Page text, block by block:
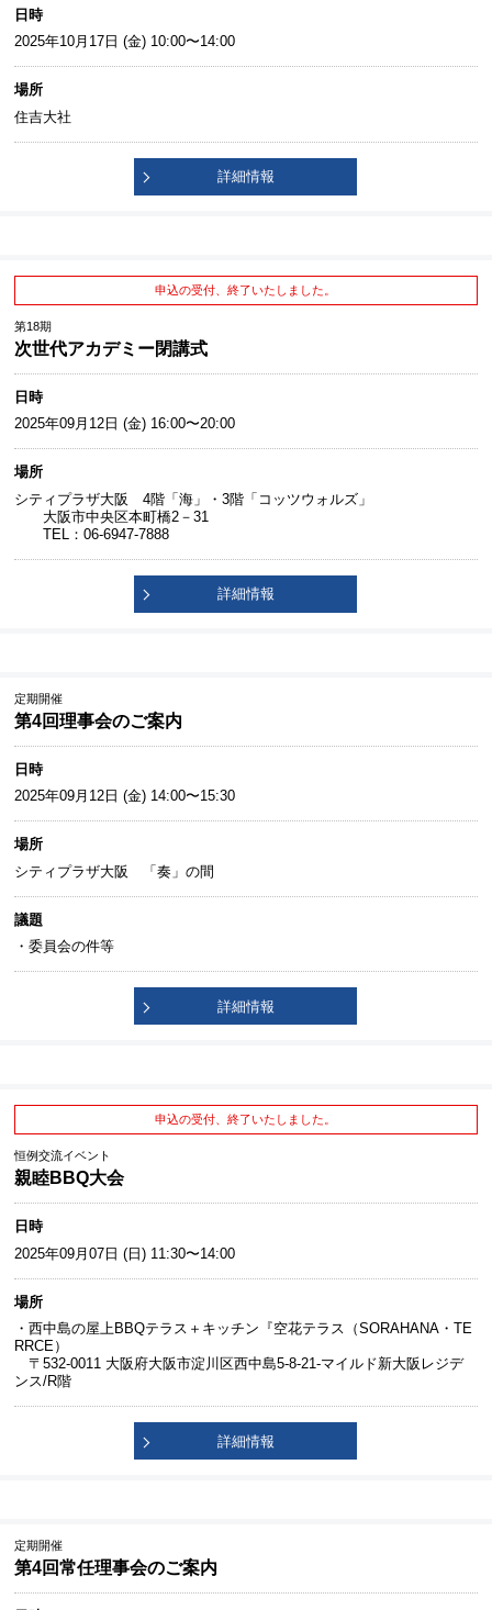
日時
2025年10月17日 (金) 10:00〜14:00
場所
住吉大社
詳細情報
申込の受付、終了いたしました。
第18期
次世代アカデミー閉講式
日時
2025年09月12日 (金) 16:00〜20:00
場所
シティプラザ大阪 4階「海」・3階「コッツウォルズ」
大阪市中央区本町橋2－31
TEL：06-6947-7888
詳細情報
定期開催
第4回理事会のご案内
日時
2025年09月12日 (金) 14:00〜15:30
場所
シティプラザ大阪 「奏」の間
議題
・委員会の件等
詳細情報
申込の受付、終了いたしました。
恒例交流イベント
親睦BBQ大会
日時
2025年09月07日 (日) 11:30〜14:00
場所
・西中島の屋上BBQテラス＋キッチン『空花テラス（SORAHANA・TE
RRCE）
〒532-0011 大阪府大阪市淀川区西中島5-8-21-マイルド新大阪レジデ
ンス/R階
詳細情報
定期開催
第4回常任理事会のご案内